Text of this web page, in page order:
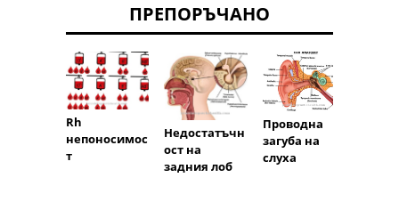
ПРЕПОРЪЧАНО
Rh
непоносимос
т
Недостатъчн
ост на
задния лоб
Проводна
загуба на
слуха